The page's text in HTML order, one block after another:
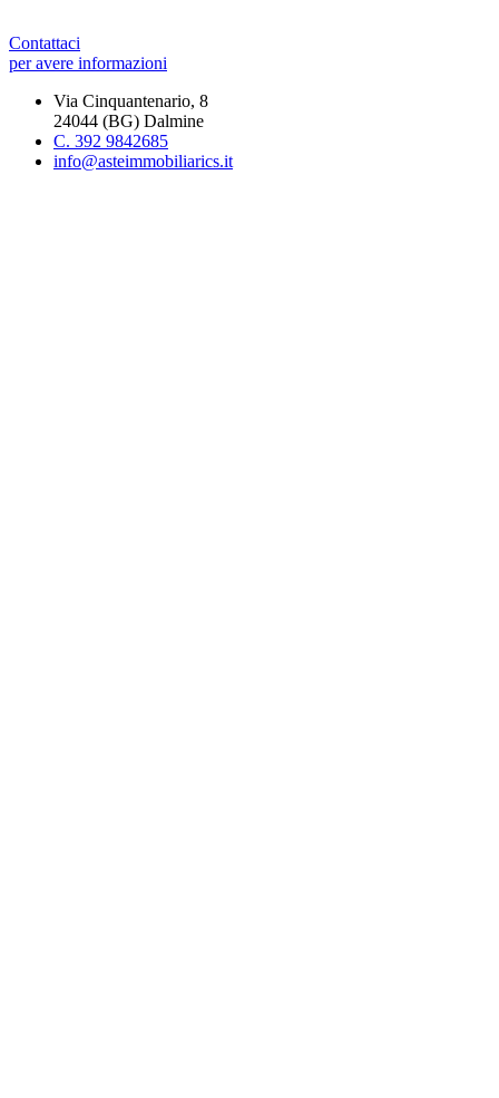
Contattaci
per avere informazioni
Via Cinquantenario, 8
24044 (BG) Dalmine
C. 392 9842685
info@asteimmobiliarics.it